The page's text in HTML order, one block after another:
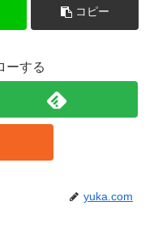
コピー
ーする
yuka.com